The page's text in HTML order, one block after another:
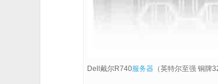
Dell戴尔R740服务器（英特尔至强 铜牌